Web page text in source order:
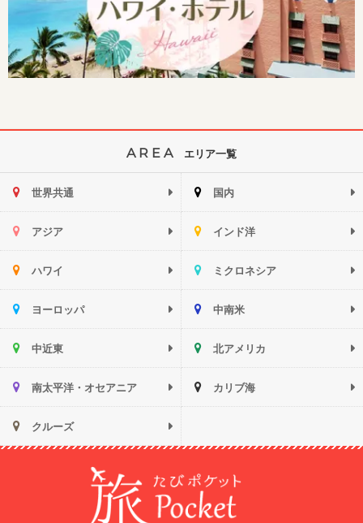
AREA エリア一覧
世界共通 国内
アジア インド洋
ハワイ ミクロネシア
ヨーロッパ 中南米
中近東 北アメリカ
南太平洋・オセアニア カリブ海
クルーズ